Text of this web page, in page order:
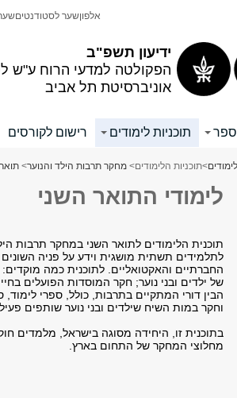
ידיעון תשפ"ב
הפקולטה למדעי הרוח ע"ש
אוניברסיטת תל אביב
אלפוןשער לסטודנטים
ספר תוכניות לימודים רישום לקורסים
>תוכניות הלימודים> מחקר תרבות הילד והנוער>
לימודי התואר השני
תוכנית הלימודים לתואר השני במחקר תרבות
לתלמידים תשתית מושגית וידע על פניה
החברתיים והאקטואליים. לתוכנית כמה
של ילדים ובני נוער; חקר המוסדות הפועלים
הבין דורי המתקיים בתרבות, כולל, ספרי לימוד,
וחקר במות השיח שילדים ובני נוער שותפים
בתוכנית זו, היחידה מסוגה בישראל, מלמדים
מחלוצי המחקר של התחום בארץ.